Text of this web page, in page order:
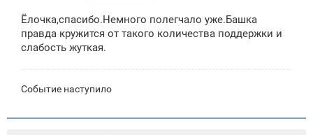
б
щ
е
н
Ёлочка,спасибо.Немного полегчало уже.Башка
правда кружится от такого количества поддержки и
слабость жуткая.
Событие наступило